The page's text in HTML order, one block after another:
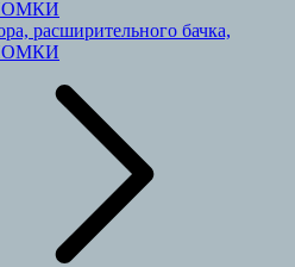
расширительного бачка,